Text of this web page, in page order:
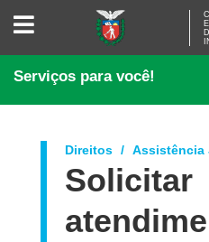
CONSELHO
ESTADUAL
POVOS
Serviços para você!
Direitos Assistência
Solicitar